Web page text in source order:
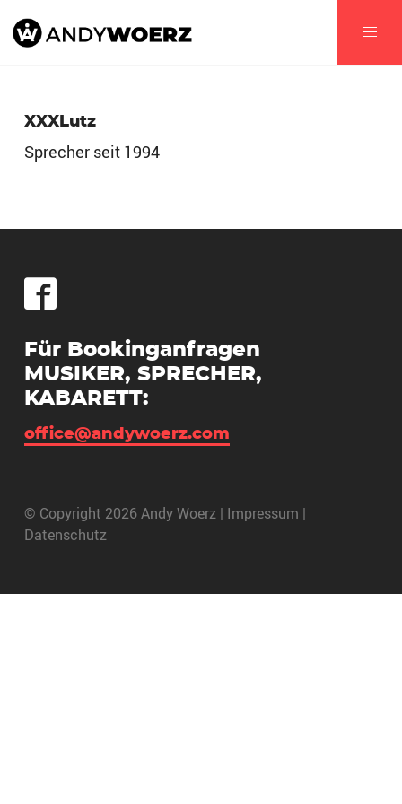
XXXLutz
Sprecher seit 1994
Für Bookinganfragen
MUSIKER, SPRECHER,
KABARETT:
office@andywoerz.com
© Copyright 2026 Andy Woerz | Impressum |
Datenschutz